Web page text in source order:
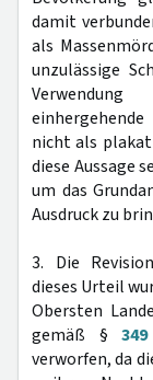
damit
als
unzulässige
nicht als
diese Aussage
um das
Ausdruck zu
3. Die
dieses Urteil
Obersten
gemäß §349
verworfen, da